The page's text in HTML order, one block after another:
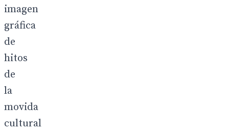
imagen
gráfica
de
hitos
de
la
movida
cultural